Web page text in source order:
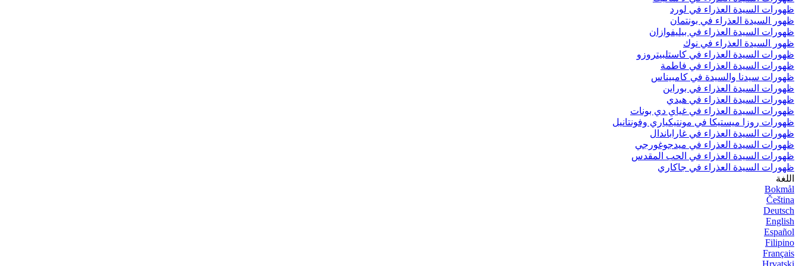
ظهورات السيدة العذراء في لورد
ظهور السيدة العذراء في بونتمان
ظهورات السيدة العذراء في بيليفوازان
ظهور السيدة العذراء في نوك
ظهورات السيدة العذراء في كاستلبيتروزو
ظهورات السيدة العذراء في فاطمة
ظهورات سيدنا والسيدة في كامبيناس
ظهورات السيدة العذراء في بوراين
ظهورات السيدة العذراء في هيدي
ظهورات السيدة العذراء في غياي دي بونات
ظهورات روزا ميستيكا في مونتيكياري وفونتانيل
ظهورات السيدة العذراء في غاراباندال
ظهورات السيدة العذراء في ميدجوغورجي
ظهورات السيدة العذراء في الحب المقدس
ظهورات السيدة العذراء في جاكاري
اللغة
Bokmål
Čeština
Deutsch
English
Español
Filipino
Français
Hrvatski